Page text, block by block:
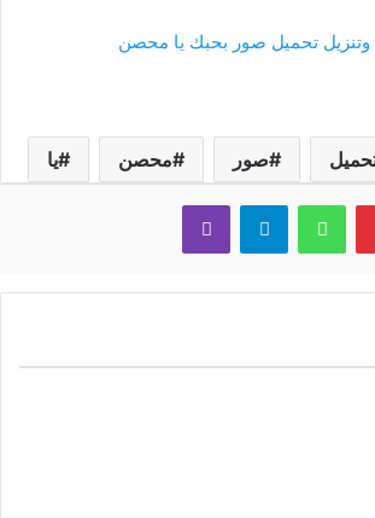
وتنزيل تحميل صور بحبك يا محصن
صور محصن يا
بينتيريستواتساب تيلقرام ڤايبر